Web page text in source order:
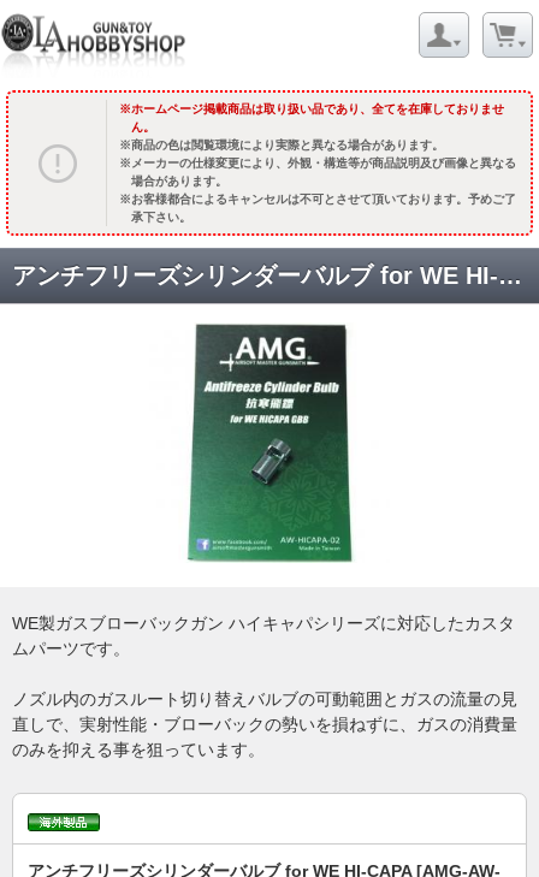
ホームページ掲載商品は取り扱い品であり、全てを在庫しておりませ
ん。
商品の色は閲覧環境により実際と異なる場合があります。
メーカーの仕様変更により、外観・構造等が商品説明及び画像と異なる
場合があります。
お客様都合によるキャンセルは不可とさせて頂いております。予めご了
承下さい。
アンチフリーズシリンダーバルブ for WE HI-CAPA [AMG-AW-HICAPA-02] [取寄]
WE製ガスブローバックガン ハイキャパシリーズに対応したカスタ
ムパーツです。
ノズル内のガスルート切り替えバルブの可動範囲とガスの流量の見
直しで、実射性能・ブローバックの勢いを損ねずに、ガスの消費量
のみを抑える事を狙っています。
アンチフリーズシリンダーバルブ for WE HI-CAPA [AMG-AW-